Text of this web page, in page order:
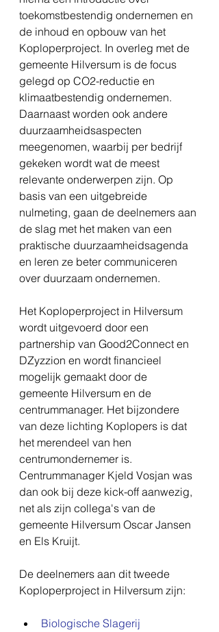
toekomstbestendig ondernemen en
de inhoud en opbouw van het
Koploperproject. In overleg met de
gemeente Hilversum is de focus
gelegd op CO2-reductie en
klimaatbestendig ondernemen.
Daarnaast worden ook andere
duurzaamheidsaspecten
meegenomen, waarbij per bedrijf
gekeken wordt wat de meest
relevante onderwerpen zijn. Op
basis van een uitgebreide
nulmeting, gaan de deelnemers aan
de slag met het maken van een
praktische duurzaamheidsagenda
en leren ze beter communiceren
over duurzaam ondernemen.
Het Koploperproject in Hilversum
wordt uitgevoerd door een
partnership van Good2Connect en
DZyzzion en wordt financieel
mogelijk gemaakt door de
gemeente Hilversum en de
centrummanager. Het bijzondere
van deze lichting Koplopers is dat
het merendeel van hen
centrumondernemer is.
Centrummanager Kjeld Vosjan was
dan ook bij deze kick-off aanwezig,
net als zijn collega's van de
gemeente Hilversum Oscar Jansen
en Els Kruijt.
De deelnemers aan dit tweede
Koploperproject in Hilversum zijn:
Biologische Slagerij